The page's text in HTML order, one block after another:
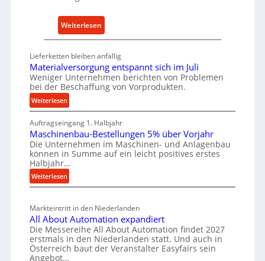
-
E
r
s
a
t
z
t
i
l
e
n
n
a
l
t
i
g
e
W
k
z
e
a
u
r
o
Weiterlesen:
D
u
t
s
h
e
W
s
h
a
f
t
Lieferketten bleiben anfällig
Materialversorgung entspannt sich im Juli
Weniger Unternehmen berichten von Problemen
bei der Beschaffung von Vorprodukten.
Weiterlesen:
M
a
t
e
r
i
a
l
e
r
s
o
Auftragseingang 1. Halbjahr
Maschinenbau-Bestellungen 5% über Vorjahr
Die Unternehmen im Maschinen- und Anlagenbau
können in Summe auf ein leicht positives erstes
Halbjahr…
Weiterlesen:
M
s
c
h
i
n
Markteintritt in den Niederlanden
All About Automation expandiert
Die Messereihe All About Automation findet 2027
erstmals in den Niederlanden statt. Und auch in
Österreich baut der Veranstalter Easyfairs sein
Angebot…